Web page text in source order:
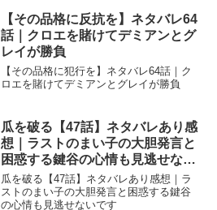
【その品格に反抗を】ネタバレ64
話｜クロエを賭けてデミアンとグ
レイが勝負
【その品格に犯行を】ネタバレ64話｜ク
ロエを賭けてデミアンとグレイが勝負
瓜を破る【47話】ネタバレあり感
想｜ラストのまい子の大胆発言と
困惑する鍵谷の心情も見逃せない
です
瓜を破る【47話】ネタバレあり感想｜ラ
ストのまい子の大胆発言と困惑する鍵谷
の心情も見逃せないです